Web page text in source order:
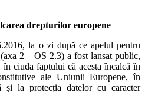
drepturilor europene
la o zi după ce apelul pentru
2 – OS 2.3) a fost lansat public,
ciuda faptului că acesta încalcă în
ale Uniunii Europene, în
și la protecția datelor cu caracter